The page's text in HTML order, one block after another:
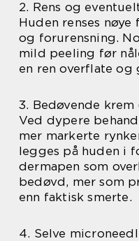
2. Rens og
Huden renses
og forurensning.
mild peeling før
en ren overflate
3. Bedøvende
Ved dypere
mer markerte
legges på huden i
dermapen som
bedøvd, mer som
enn faktisk smerte.
4. Selve